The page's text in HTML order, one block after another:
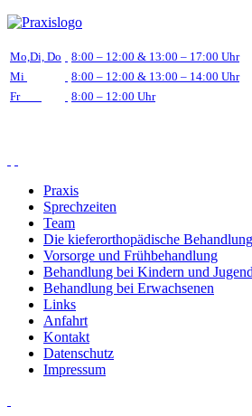
Mo,Di, Do
8:00 – 12:00 & 13:00 – 17:00 Uhr
Mi
8:00 – 12:00 & 13:00 – 14:00 Uhr
Fr
8:00 – 12:00 Uhr
Praxis
Sprechzeiten
Team
Die kieferorthopädische Behandlung
Vorsorge und Frühbehandlung
Behandlung bei Kindern und
Behandlung bei Erwachsenen
Links
Anfahrt
Kontakt
Datenschutz
Impressum